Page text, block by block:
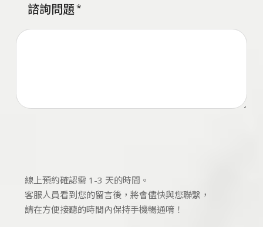
諮詢問題*
線上預約確認需 1-3 天的時間。
客服人員看到您的留言後，將會儘快與您聯繫，
請在方便接聽的時間內保持手機暢通唷！